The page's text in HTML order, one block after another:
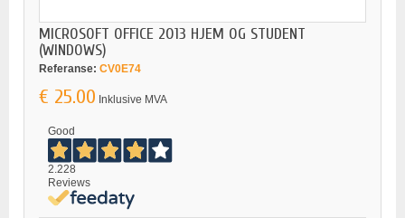
MICROSOFT OFFICE 2013 HJEM OG STUDENT
(WINDOWS)
Referanse: CV0E74
€ 25.00 Inklusive MVA
Good
2.228
Reviews